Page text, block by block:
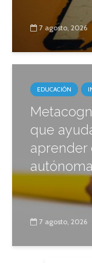
7 agosto, 2026
EDUCACIÓN
que
aprender
autónoma
7 agosto, 2026